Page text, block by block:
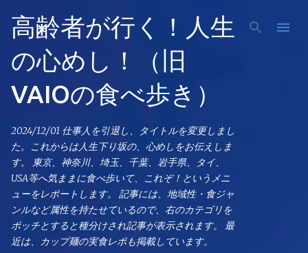
スキップしてメイン コンテンツに移動
高齢者が行く！人生
の心めし！（旧
VAIOの食べ歩き）
2024/12/01 仕事人を引退し、タイトルを変更しまし
た。これからは人生下り坂の、心めしをお伝えしま
す。 東京、神奈川、埼玉、千葉、岩手県、タイ、
USA等へ気ままに食べ歩いて、これぞ！というメニ
ューをレポートします。 記事には、地域性・食ジャ
ンルなど属性を持たせているので、右のカテゴリを
ポッチとすると種分けされ記事が表示されます。 最
近は、カップ麺の実食レポも掲載しています。